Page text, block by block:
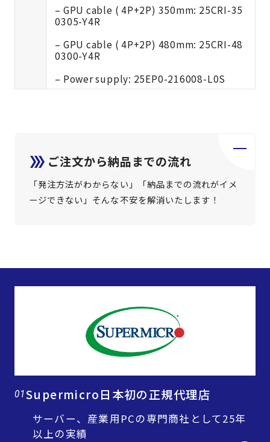
– GPU cable ( 4P+2P) 350mm: 25CRI-35
0305-Y4R
– GPU cable ( 4P+2P) 480mm: 25CRI-48
0300-Y4R
– Power supply: 25EP0-216008-L0S
ご注文から納品までの流れ
「発注方法がわからない」「納品までの流れがイメ
ージできない」そんな不安を解消いたします！
01Supermicro日本初の正規代理店
サーバー、産業用PCの専門商社として25年
以上の実績